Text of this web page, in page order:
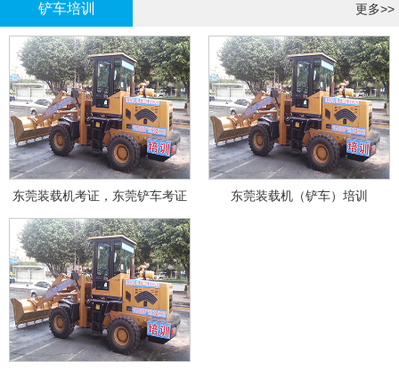
铲车培训 更多>>
东莞装载机考证，东莞铲车考证 东莞装载机（铲车）培训